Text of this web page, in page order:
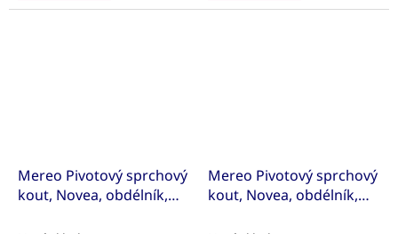
Mereo Pivotový sprchový
kout, Novea, obdélník,
Mereo Pivotový sprchový
kout, Novea, obdélník,